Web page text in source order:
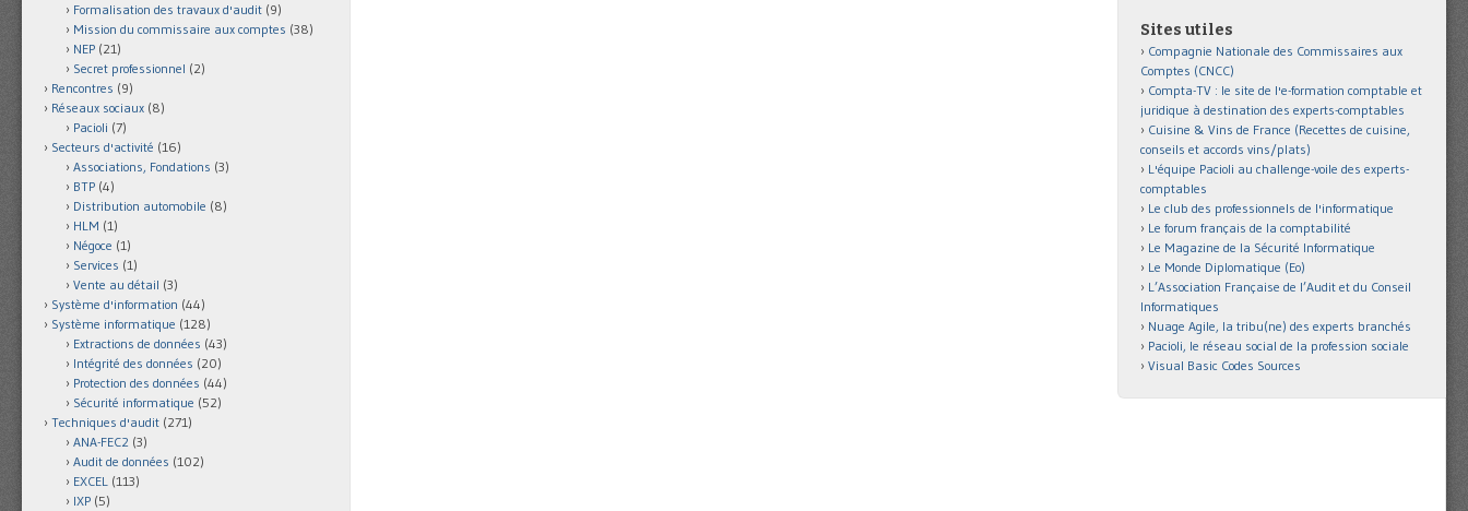
Formalisation des travaux d'audit (9)
Mission du commissaire aux comptes (38)
NEP (21)
Secret professionnel (2)
Rencontres (9)
Réseaux sociaux (8)
Pacioli (7)
Secteurs d'activité (16)
Associations, Fondations (3)
BTP (4)
Distribution automobile (8)
HLM (1)
Négoce (1)
Services (1)
Vente au détail (3)
Système d'information (44)
Système informatique (128)
Extractions de données (43)
Intégrité des données (20)
Protection des données (44)
Sécurité informatique (52)
Techniques d'audit (271)
ANA-FEC2 (3)
Audit de données (102)
EXCEL (113)
IXP (5)
Sites utiles
Compagnie Nationale des Commissaires aux
Comptes (CNCC)
Compta-TV : le site de l'e-formation comptable et
juridique à destination des experts-comptables
Cuisine & Vins de France (Recettes de cuisine,
conseils et accords vins/plats)
L'équipe Pacioli au challenge-voile des experts-
comptables
Le club des professionnels de l'informatique
Le forum français de la comptabilité
Le Magazine de la Sécurité Informatique
Le Monde Diplomatique (Eo)
L’Association Française de l’Audit et du Conseil
Informatiques
Nuage Agile, la tribu(ne) des experts branchés
Pacioli, le réseau social de la profession sociale
Visual Basic Codes Sources